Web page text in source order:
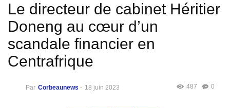
Le directeur de cabinet Héritier
Doneng au cœur d’un
scandale financier en
Centrafrique
Par Corbeaunews - 18 juin 2023 0
487